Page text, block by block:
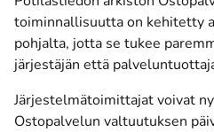
toiminnallisuutta on kehitetty
pohjalta, jotta se tukee
järjestäjän että
Järjestelmätoimittajat voivat
Ostopalvelun valtuutuksen